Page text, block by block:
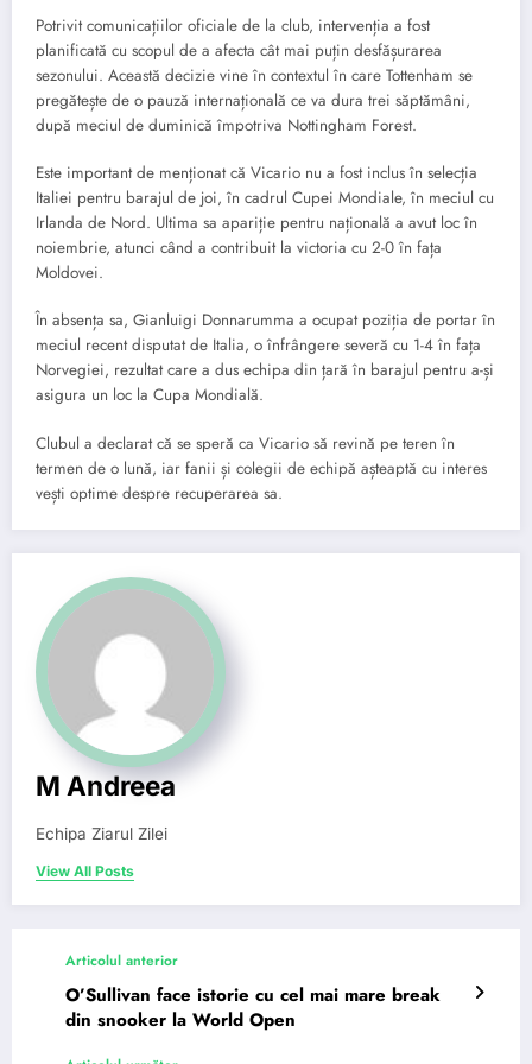
Potrivit comunicațiilor oficiale de la club, intervenția a fost
planificată cu scopul de a afecta cât mai puțin desfășurarea
sezonului. Această decizie vine în contextul în care Tottenham se
pregătește de o pauză internațională ce va dura trei săptămâni,
după meciul de duminică împotriva Nottingham Forest.
Este important de menționat că Vicario nu a fost inclus în selecția
Italiei pentru barajul de joi, în cadrul Cupei Mondiale, în meciul cu
Irlanda de Nord. Ultima sa apariție pentru națională a avut loc în
noiembrie, atunci când a contribuit la victoria cu 2-0 în fața
Moldovei.
În absența sa, Gianluigi Donnarumma a ocupat poziția de portar în
meciul recent disputat de Italia, o înfrângere severă cu 1-4 în fața
Norvegiei, rezultat care a dus echipa din țară în barajul pentru a-și
asigura un loc la Cupa Mondială.
Clubul a declarat că se speră ca Vicario să revină pe teren în
termen de o lună, iar fanii și colegii de echipă așteaptă cu interes
vești optime despre recuperarea sa.
M Andreea
Echipa Ziarul Zilei
View All Posts
Articolul anterior
O’Sullivan face istorie cu cel mai mare break
din snooker la World Open